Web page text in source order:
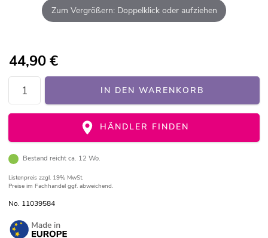
Zum Vergrößern: Doppelklick oder aufziehen
44,90€
IN DEN WARENKORB
HÄNDLER FINDEN
Bestand reicht ca. 12 Wo.
Listenpreis zzgl. 19% MwSt.
Preise im Fachhandel ggf. abweichend.
No. 11039584